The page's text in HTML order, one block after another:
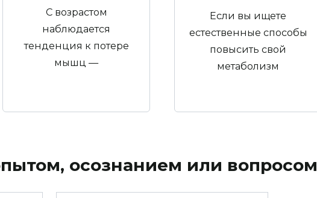
С возрастом
наблюдается
тенденция к потере
мышц —
Если вы ищете
естественные способы
повысить свой
метаболизм
осознанием или вопросом